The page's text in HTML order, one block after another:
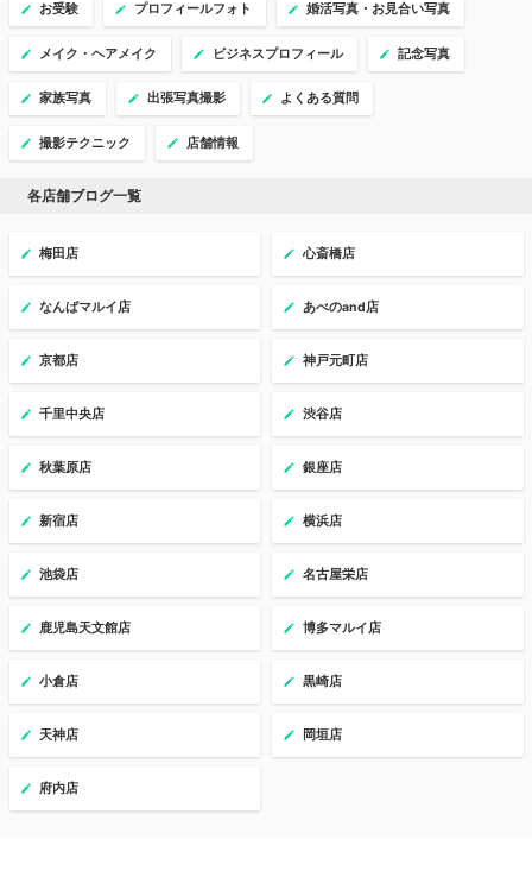
お受験 プロフィールフォト 婚活写真・お見合い写真
メイク・ヘアメイク ビジネスプロフィール 記念写真
家族写真 出張写真撮影 よくある質問
撮影テクニック 店舗情報
各店舗ブログ一覧
梅田店 心斎橋店
なんばマルイ店 あべのand店
京都店 神戸元町店
千里中央店 渋谷店
秋葉原店 銀座店
新宿店 横浜店
池袋店 名古屋栄店
鹿児島天文館店 博多マルイ店
小倉店 黒崎店
天神店 岡垣店
府内店